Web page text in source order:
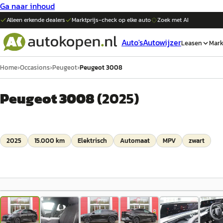
Ga naar inhoud
Alleen erkende dealers Marktprijs-check op elkeauto Zoek met AI
Auto'sAutowijzerLeasen
Home›Occasions›Peugeot›Peugeot 3008
Peugeot 3008(2025)
2025 15.000 km Elektrisch Automaat MPV zwart